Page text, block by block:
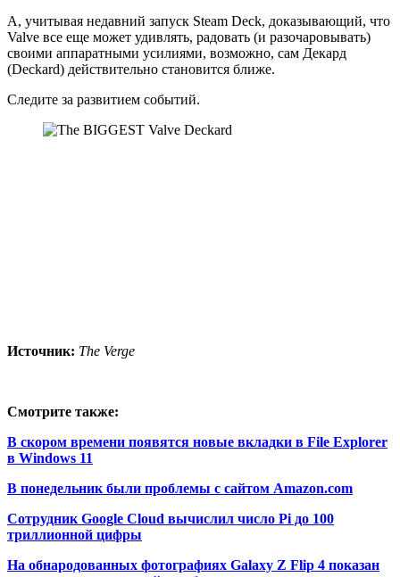
А, учитывая недавний запуск Steam Deck, доказывающий, что
Valve все еще может удивлять, радовать (и разочаровывать)
своими аппаратными усилиями, возможно, сам Декард
(Deckard) действительно становится ближе.
Следите за развитием событий.
Источник: The Verge
Смотрите также:
В скором времени появятся новые вкладки в File Explorer
в Windows 11
В понедельник были проблемы с сайтом Amazon.com
Сотрудник Google Cloud вычислил число Pi до 100
триллионной цифры
На обнародованных фотографиях Galaxy Z Flip 4 показан